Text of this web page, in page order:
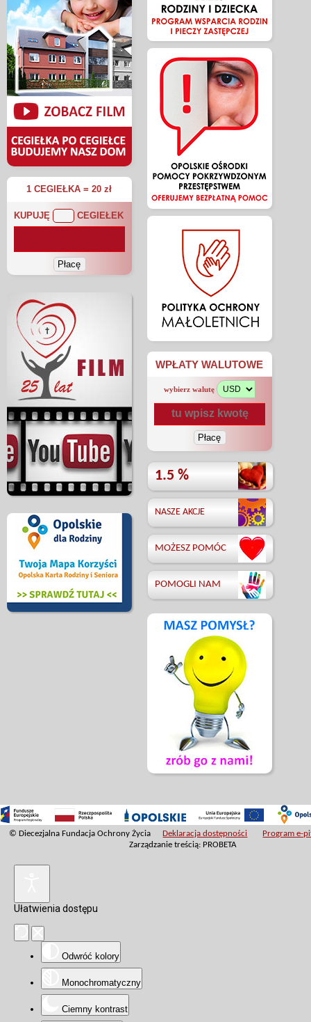
1 CEGIEŁKA = 20 zł
KUPUJĘ CEGIEŁEK
WPŁATY WALUTOWE
wybierz walutę
1.5 %
NASZE AKCJE
MOŻESZ POMÓC
POMOGLI NAM
© Diecezjalna Fundacja Ochrony Życia Deklaracja dostępności
Program e-
Zarządzanie treścią: PROBETA
Ułatwienia dostępu
Odwróć kolory
Monochromatyczny
Ciemny kontrast